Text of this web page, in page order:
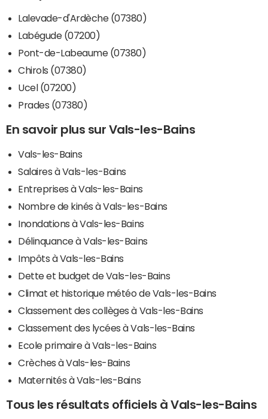
Lalevade-d'Ardèche (07380)
Labégude (07200)
Pont-de-Labeaume (07380)
Chirols (07380)
Ucel (07200)
Prades (07380)
En savoir plus sur Vals-les-Bains
Vals-les-Bains
Salaires à Vals-les-Bains
Entreprises à Vals-les-Bains
Nombre de kinés à Vals-les-Bains
Inondations à Vals-les-Bains
Délinquance à Vals-les-Bains
Impôts à Vals-les-Bains
Dette et budget de Vals-les-Bains
Climat et historique météo de Vals-les-Bains
Classement des collèges à Vals-les-Bains
Classement des lycées à Vals-les-Bains
Ecole primaire à Vals-les-Bains
Crèches à Vals-les-Bains
Maternités à Vals-les-Bains
Tous les résultats officiels à Vals-les-Bains